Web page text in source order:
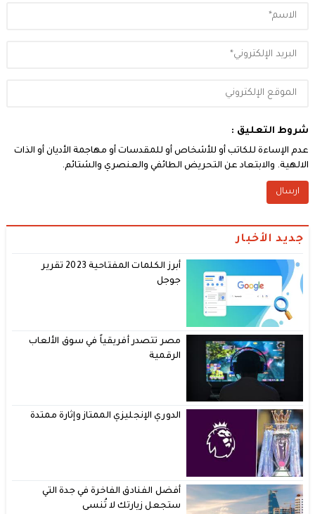
شروط التعليق :
عدم الإساءة للكاتب أو للأشخاص أو للمقدسات أو مهاجمة الأديان أو الذات
الالهية. والابتعاد عن التحريض الطائفي والعنصري والشتائم.
جديد الأخبار
أبرز الكلمات المفتاحية 2023 تقرير
جوجل
مصر تتصدر أفريقياً في سوق الألعاب
الرقمية
الدوري الإنجليزي الممتاز وإثارة ممتدة
أفضل الفنادق الفاخرة في جدة التي
ستجعل زيارتك لا تُنسى